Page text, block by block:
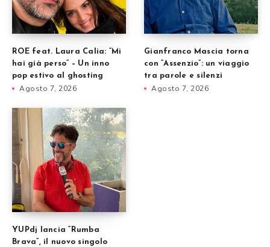
ROE feat. Laura Calia: “Mi
hai già perso” – Un inno
pop estivo al ghosting
Agosto 7, 2026
Gianfranco Mascia torna
con “Assenzio”: un viaggio
tra parole e silenzi
Agosto 7, 2026
YUPdj lancia “Rumba
Brava”, il nuovo singolo